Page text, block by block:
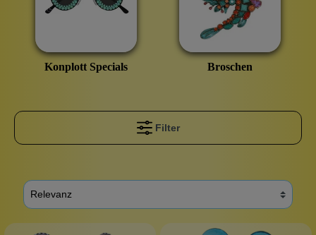
Konplott Specials Broschen
Filter